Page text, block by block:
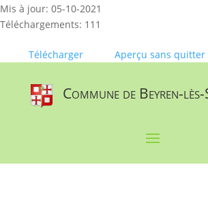
Mis à jour: 05-10-2021
Téléchargements: 111
Télécharger Aperçu sans quitter
Commune de Beyren-